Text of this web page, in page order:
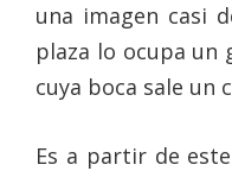
una imagen casi
plaza lo ocupa un
cuya boca sale un
Es a partir de